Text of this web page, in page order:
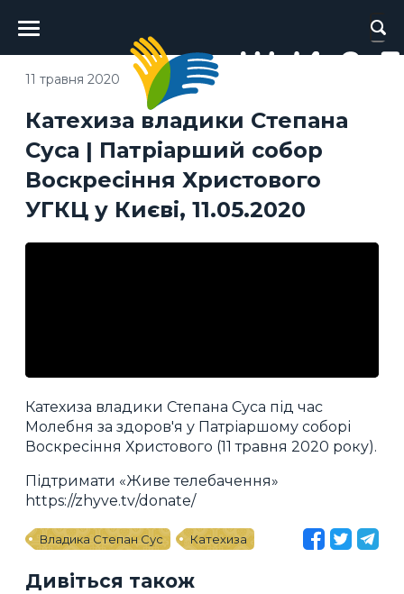
Головне
меню
Катехиза владики Степана
Суса | Патріарший собор
Воскресіння Христового
УГКЦ у Києві, 11.05.2020
11 травня 2020
Катехиза владики Степана Суса під час
Молебня за здоров'я у Патріаршому соборі
Воскресіння Христового (11 травня 2020 року).
Підтримати «Живе телебачення»
https://zhyve.tv/donate/
Владика Степан Сус Катехиза
Дивіться також